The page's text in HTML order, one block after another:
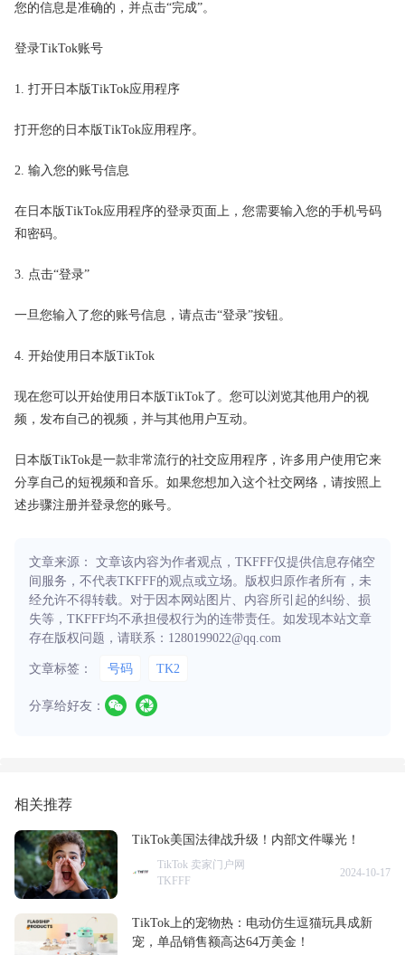
您的信息是准确的，并点击“完成”。
登录TikTok账号
1. 打开日本版TikTok应用程序
打开您的日本版TikTok应用程序。
2. 输入您的账号信息
在日本版TikTok应用程序的登录页面上，您需要输入您的手机号码
和密码。
3. 点击“登录”
一旦您输入了您的账号信息，请点击“登录”按钮。
4. 开始使用日本版TikTok
现在您可以开始使用日本版TikTok了。您可以浏览其他用户的视
频，发布自己的视频，并与其他用户互动。
日本版TikTok是一款非常流行的社交应用程序，许多用户使用它来
分享自己的短视频和音乐。如果您想加入这个社交网络，请按照上
述步骤注册并登录您的账号。
文章来源： 文章该内容为作者观点，TKFFF仅提供信息存储空
间服务，不代表TKFFF的观点或立场。版权归原作者所有，未
经允许不得转载。对于因本网站图片、内容所引起的纠纷、损
失等，TKFFF均不承担侵权行为的连带责任。如发现本站文章
存在版权问题，请联系：1280199022@qq.com
文章标签： 号码 TK2
分享给好友：
相关推荐
TikTok美国法律战升级！内部文件曝光！
TikTok 卖家门户网
TKFFF
2024-10-17
TikTok上的宠物热：电动仿生逗猫玩具成新
宠，单品销售额高达64万美金！